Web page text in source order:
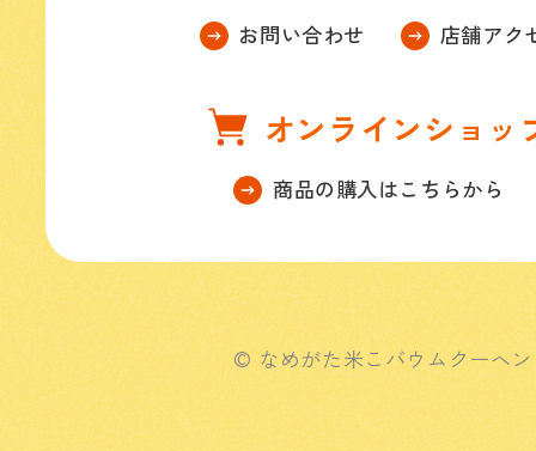
お問い合わせ 店舗アク
オンラインショッ
商品の購入はこちらから
© なめがた米こバウムクーヘン